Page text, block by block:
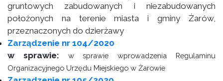
gruntowych zabudowanych i niezabudowanych
położonych na terenie miasta i gminy Żarów,
przeznaczonych do dzierżawy
Zarządzenie nr 104/2020
w sprawie:
w sprawie wprowadzenia Regulaminu
Organizacyjnego Urzędu Miejskiego w Żarowie